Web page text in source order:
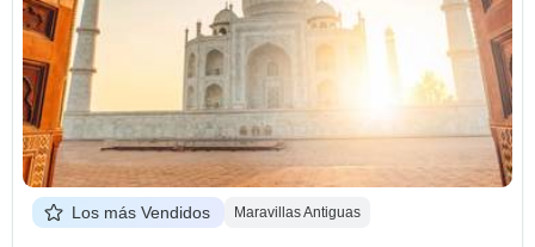
Los más Vendidos Maravillas Antiguas